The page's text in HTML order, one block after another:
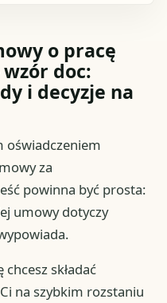
o pracę
doc:
i decyzje na
oświadczeniem
za
powinna być prosta:
umowy dotyczy
składać
na szybkim rozstaniu